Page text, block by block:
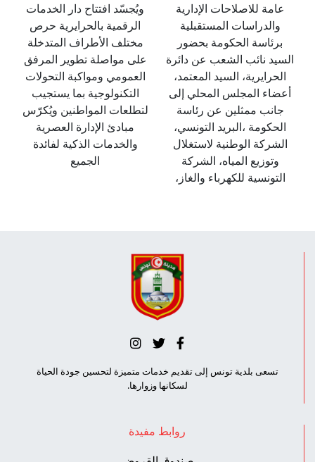
عامة للاصلاحات الإدارية
والدراسات المستقبلية
برئاسة الحكومة بحضور
السيد نائب الشعب عن دائرة
الحرايرية، السيد المعتمد،
أعضاء المجلس المحلي إلى
جانب ممثلين عن رئاسة
الحكومة ،البريد التونسي،
الشركة الوطنية لاستغلال
وتوزيع المياه، الشركة
التونسية للكهرباء والغاز،
ويُجسّد افتتاح دار الخدمات
الرقمية بالحرايرية حرص
مختلف الأطراف المتدخلة
على مواصلة تطوير المرفق
العمومي ومواكبة التحولات
التكنولوجية بما يستجيب
لتطلعات المواطنين ويُكرّس
مبادئ الإدارة العصرية
والخدمات الذكية لفائدة
الجميع
تسعى بلدية تونس إلى تقديم خدمات متميزة لتحسين جودة الحياة
لسكانها وزوارها.
روابط مفيدة